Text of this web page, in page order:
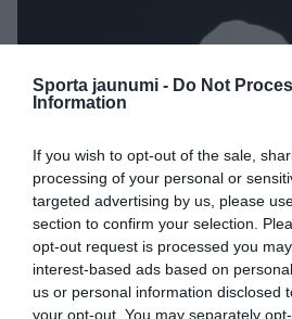
Sporta jaunumi - Do Not
Information
If you wish to opt-out of the sale,
processing of your personal or
targeted advertising by us, please
section to confirm your selection.
opt-out request is processed you
interest-based ads based on
us or personal information disclosed
your opt-out. You may separately